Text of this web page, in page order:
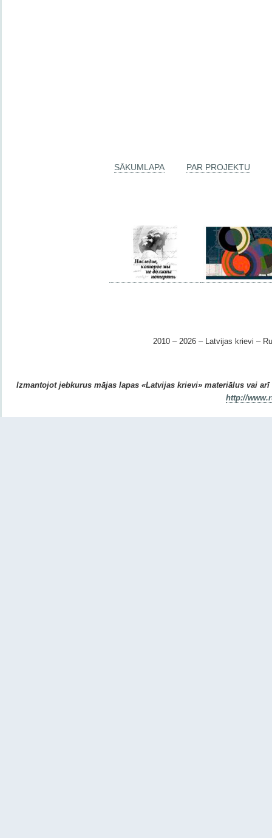
SĀKUMLAPA PAR PROJEKTU
2010 – 2026 – Latvijas krievi –
Izmantojot jebkurus mājas lapas «Latvijas krievi» materiālus vai
http://